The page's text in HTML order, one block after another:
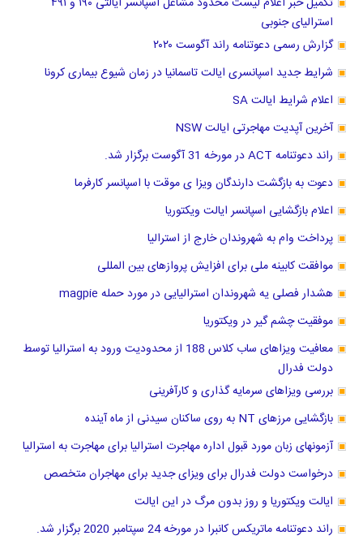
استرالیای جنوبی
گزارش رسمی دعوتنامه راند آگوست ۲۰۲۰
شرایط جدید اسپانسری ایالت تاسمانیا در زمان شیوع بیماری کرونا
اعلام شرایط ایالت SA
آخرین آپدیت مهاجرتی ایالت NSW
راند دعوتنامه ACT در مورخه 31 آگوست برگزار شد.
دعوت به بازگشت دارندگان ویزا ی موقت با اسپانسر کارفرما
اعلام بازگشایی اسپانسر ایالت ویکتوریا
پرداخت وام به شهروندان خارج از استرالیا
موافقت کابینه ملی برای افزایش پروازهای بین المللی
هشدار فصلی یه شهروندان استرالیایی در مورد حمله magpie
موفقیت چشم گیر در ویکتوریا
معافیت ویزاهای ساب کلاس 188 از محدودیت ورود به استرالیا توسط
دولت فدرال
بررسی ویزاهای سرمایه گذاری و کارآفرینی
بازگشایی مرزهای NT به روی ساکنان سیدنی از ماه آینده
آزمونهای زبان مورد قبول اداره مهاجرت استرالیا برای مهاجرت به استرالیا
درخواست دولت فدرال برای ویزای جدید برای مهاجران متخصص
ایالت ویکتوریا و روز بدون مرگ در این ایالت
راند دعوتنامه ماتریکس کانبرا در مورخه 24 سپتامبر 2020 برگزار شد.